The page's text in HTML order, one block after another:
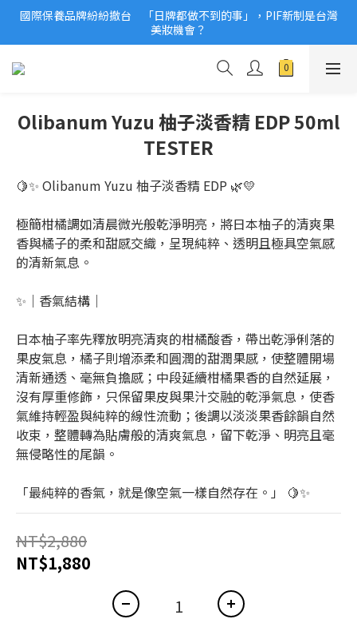
2026美妝小樣、試用品變少？PIF化妝品身分證7月上路！消費者
必懂5觀念
國際保養品牌紛紛撤台　「日牌都做不到的事」，PIF新制是台灣
美妝機會？
2026美妝小樣、試用品變少？PIF化妝品身分證7月上路！消費者
Olibanum Yuzu 柚子淡香精 EDP 50ml
TESTER
🍋✨ Olibanum Yuzu 柚子淡香精 EDP 🌿💛
極簡柑橘調如清晨微光般乾淨明亮，將日本柚子的清爽果
香與橘子的柔和甜感交織，呈現純粹、透明且極具空氣感
的清新氣息。
✨｜香氣結構｜
日本柚子率先釋放明亮清爽的柑橘酸香，帶出乾淨俐落的
果皮氣息，橘子則增添柔和圓潤的甜潤果感，使整體開場
清新通透、毫無負擔感；中段延續柑橘果香的自然延展，
沒有厚重修飾，只保留果皮與果汁交融的乾淨氣息，使香
氣維持輕盈與純粹的線性流動；後調以淡淡果香餘韻自然
收束，整體轉為貼膚般的清爽氣息，留下乾淨、明亮且毫
無侵略性的尾韻。
「最純粹的香氣，就是像空氣一樣自然存在。」 🍋✨
NT$2,880
NT$1,880